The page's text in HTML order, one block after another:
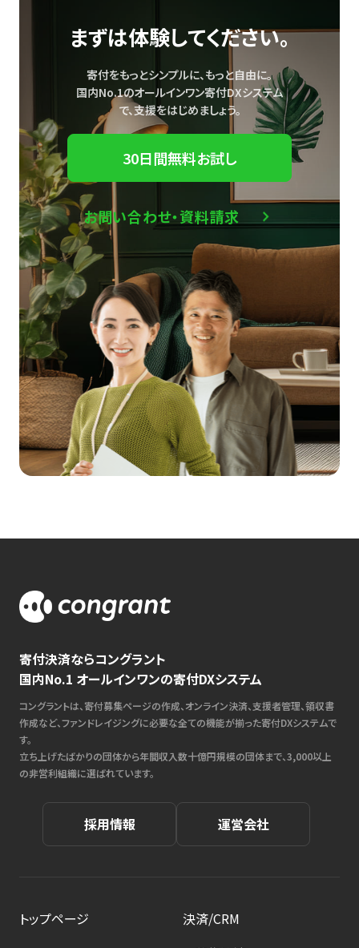
まずは体験してください。
寄付をもっとシンプルに、もっと自由に。
国内No.1のオールインワン寄付DXシステム
で、支援をはじめましょう。
30日間無料お試し
お問い合わせ・資料請求
寄付決済ならコングラント
国内No.1 オールインワンの寄付DXシステム
コングラントは、寄付募集ページの作成、オンライン決済、支援者管理、領収書
作成など、ファンドレイジングに必要な全ての機能が揃った寄付DXシステムで
す。
立ち上げたばかりの団体から年間収入数十億円規模の団体まで、3,000以上
の非営利組織に選ばれています。
採用情報 運営会社
トップページ
決済/CRM